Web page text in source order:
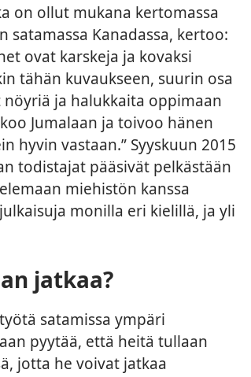
on ollut mukana kertomassa
Kanadassa, kertoo:
ovat karskeja ja kovaksi
tähän kuvaukseen, suurin osa
ja halukkaita oppimaan
Jumalaan ja toivoo hänen
hyvin vastaan.” Syyskuun 2015
todistajat pääsivät pelkästään
miehistön kanssa
monilla eri kielillä, ja yli
jatkaa?
satamissa ympäri
pyytää, että heitä tullaan
jotta he voivat jatkaa